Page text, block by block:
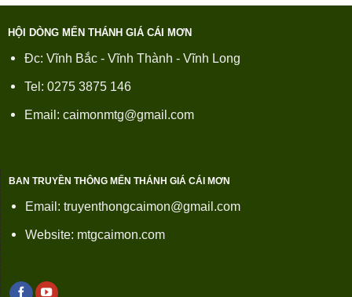
HỘI DÒNG MẾN THÁNH GIÁ CÁI MƠN
Đc: Vĩnh Bắc - Vĩnh Thành - Vĩnh Long
Tel: 0275 3875 146
Email: caimonmtg@gmail.com
BAN TRUYỀN THÔNG MẾN THÁNH GIÁ CÁI MƠN
Email: truyenthongcaimon@gmail.com
Website: mtgcaimon.com